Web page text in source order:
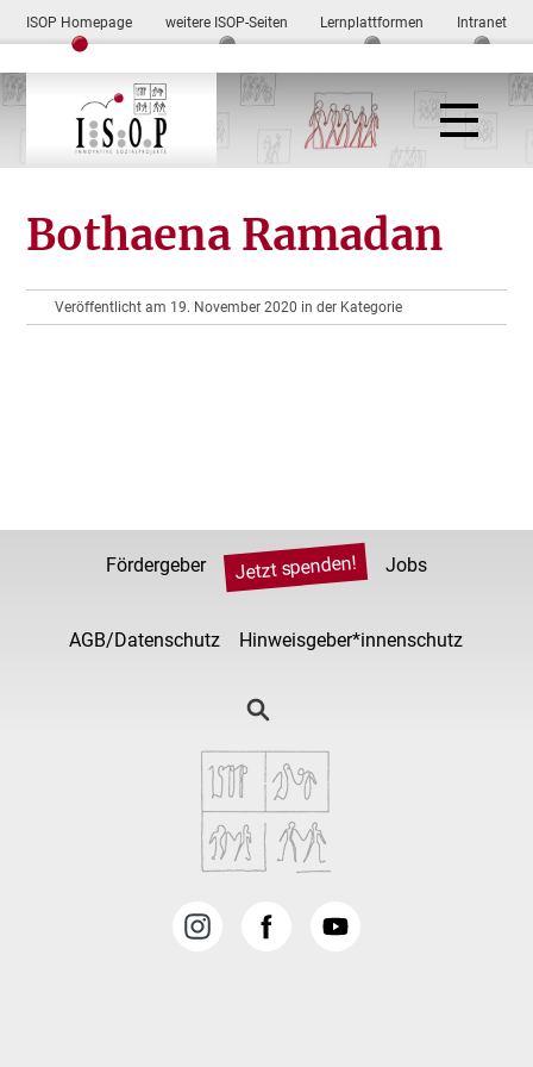
ISOP Homepage weitere ISOP-Seiten Lernplattformen Intranet
Bothaena Ramadan
Veröffentlicht am 19. November 2020 in der Kategorie
Fördergeber Jetzt spenden! Jobs
AGB/Datenschutz Hinweisgeber*innenschutz